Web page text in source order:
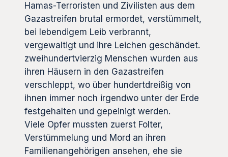
Hamas-Terroristen und Zivilisten aus dem
Gazastreifen brutal ermordet, verstümmelt,
bei lebendigem Leib verbrannt,
vergewaltigt und ihre Leichen geschändet.
zweihundertvierzig Menschen wurden aus
ihren Häusern in den Gazastreifen
verschleppt, wo über hundertdreißig von
ihnen immer noch irgendwo unter der Erde
festgehalten und gepeinigt werden.
Viele Opfer mussten zuerst Folter,
Verstümmelung und Mord an ihren
Familienangehörigen ansehen, ehe sie